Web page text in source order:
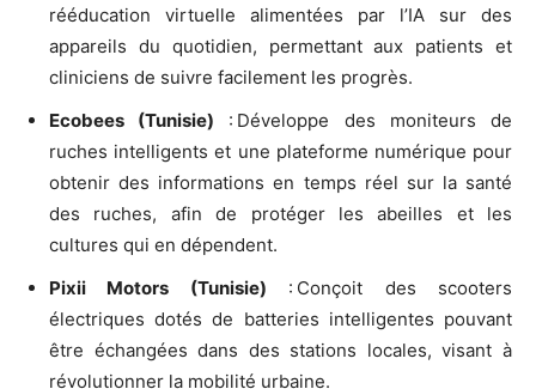
rééducation virtuelle alimentées par l’IA sur des
appareils du quotidien, permettant aux patients et
cliniciens de suivre facilement les progrès.
Ecobees (Tunisie) : Développe des moniteurs de
ruches intelligents et une plateforme numérique pour
obtenir des informations en temps réel sur la santé
des ruches, afin de protéger les abeilles et les
cultures qui en dépendent.
Pixii Motors (Tunisie) : Conçoit des scooters
électriques dotés de batteries intelligentes pouvant
être échangées dans des stations locales, visant à
révolutionner la mobilité urbaine.